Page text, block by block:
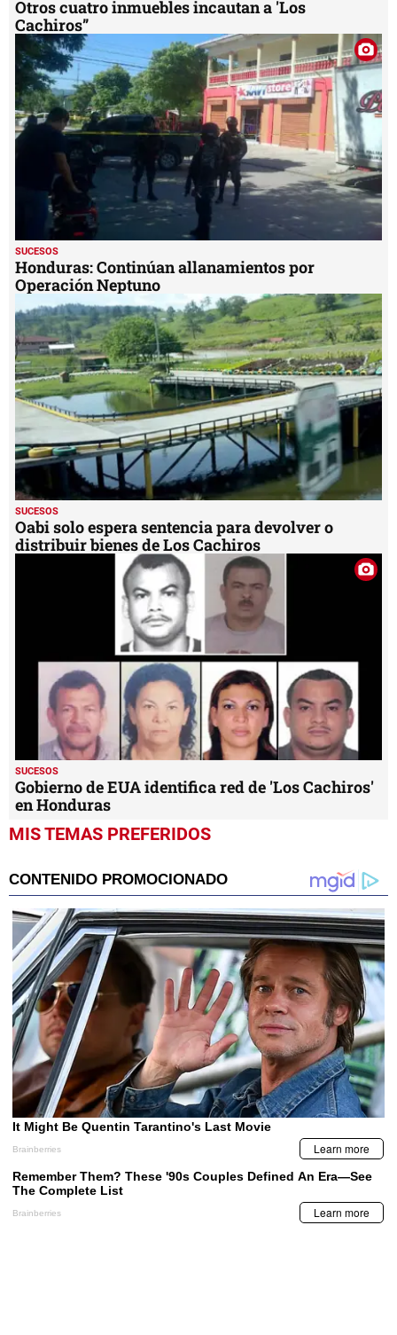
Otros cuatro inmuebles incautan a 'Los
Cachiros”
SUCESOS
Honduras: Continúan allanamientos por
Operación Neptuno
SUCESOS
Oabi solo espera sentencia para devolver o
distribuir bienes de Los Cachiros
SUCESOS
Gobierno de EUA identifica red de 'Los Cachiros'
en Honduras
MIS TEMAS PREFERIDOS